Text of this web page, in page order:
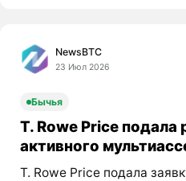
NewsBTC
23 Июл 2026
Бычья
T. Rowe Price подала
активного
T. Rowe Price подала